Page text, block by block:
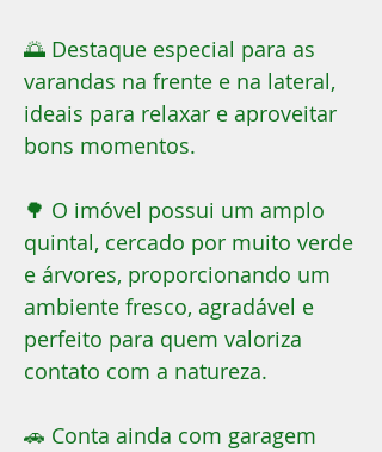
🌅 Destaque especial para as
varandas na frente e na lateral,
ideais para relaxar e aproveitar
bons momentos.
🌳 O imóvel possui um amplo
quintal, cercado por muito verde
e árvores, proporcionando um
ambiente fresco, agradável e
perfeito para quem valoriza
contato com a natureza.
🚗 Conta ainda com garagem